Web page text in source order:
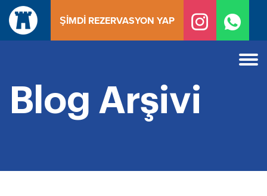
İçeriğe
geç
ŞIMDI REZERVASYON YAP
Blog Arşivi